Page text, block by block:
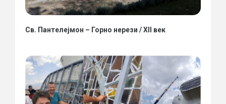
Св. Пантелејмон – Горно нерези / XII век